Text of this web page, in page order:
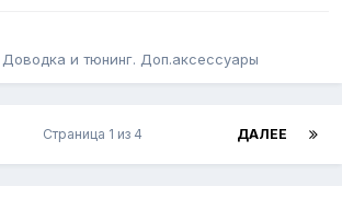
Доводка и тюнинг. Доп.аксессуары
ДАЛЕЕ
Страница 1 из 4